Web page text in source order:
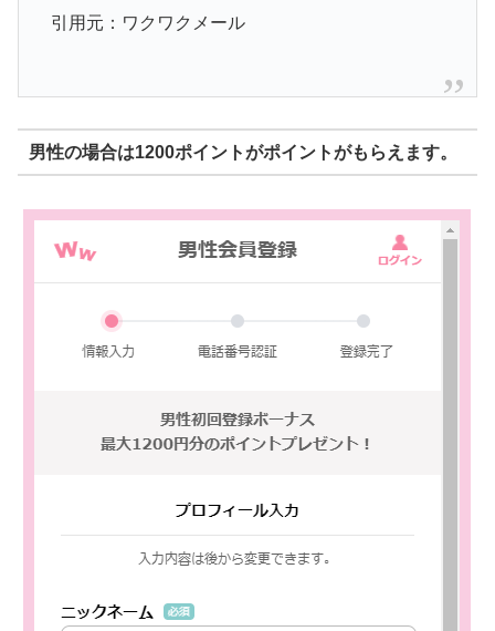
引用元：ワクワクメール
男性の場合は1200ポイントがポイントがもらえます。